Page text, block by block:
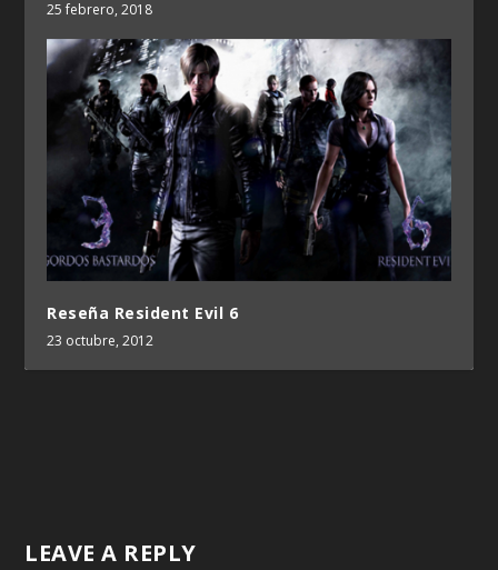
25 febrero, 2018
Reseña Resident Evil 6
23 octubre, 2012
LEAVE A REPLY